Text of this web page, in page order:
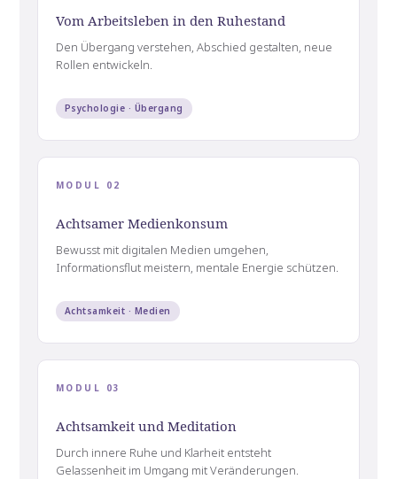
Vom Arbeitsleben in den Ruhestand
Den Übergang verstehen, Abschied gestalten, neue
Rollen entwickeln.
Psychologie · Übergang
MODUL 02
Achtsamer Medienkonsum
Bewusst mit digitalen Medien umgehen,
Informationsflut meistern, mentale Energie schützen.
Achtsamkeit · Medien
MODUL 03
Achtsamkeit und Meditation
Durch innere Ruhe und Klarheit entsteht
Gelassenheit im Umgang mit Veränderungen.